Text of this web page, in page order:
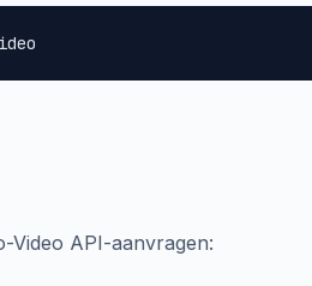
Video API-aanvragen: